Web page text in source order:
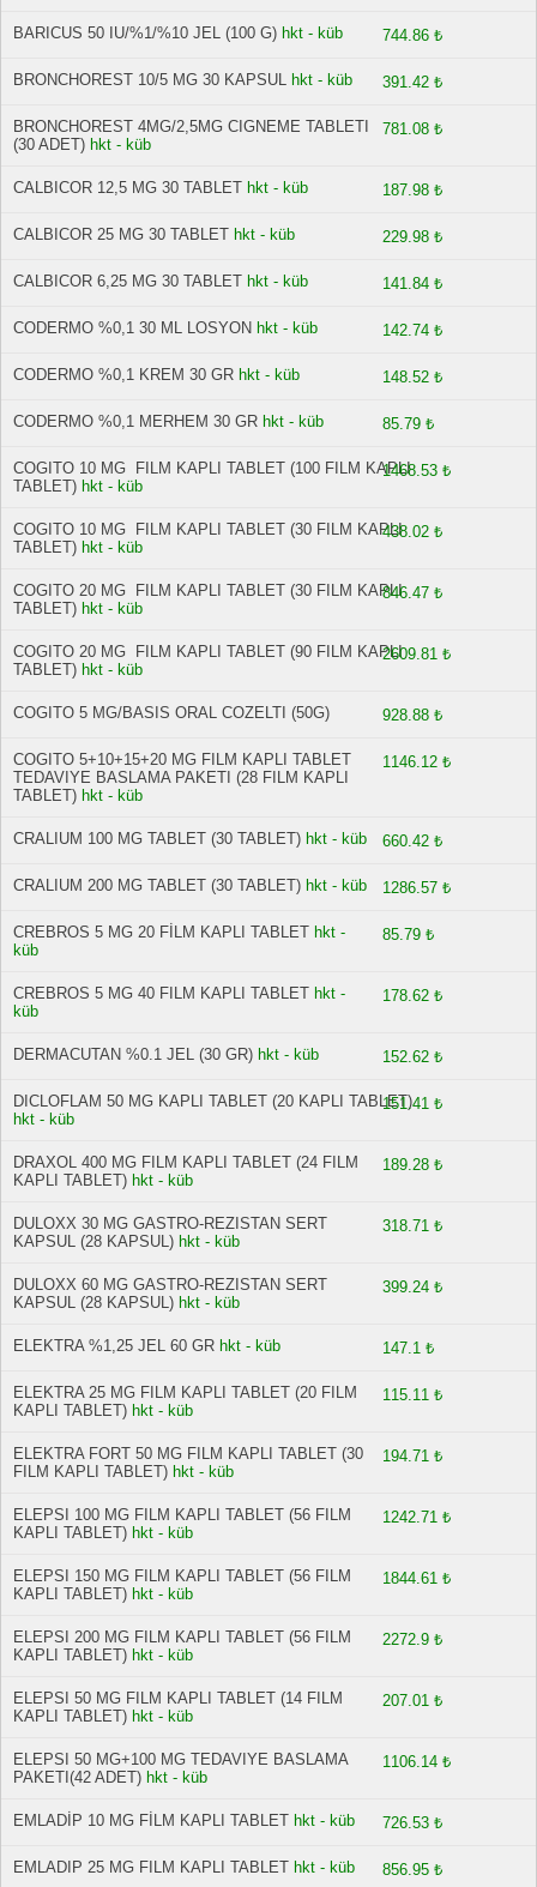
BARICUS 50 IU/%1/%10 JEL (100 G) hkt - küb 744.86 ₺
BRONCHOREST 10/5 MG 30 KAPSUL hkt - küb 391.42 ₺
BRONCHOREST 4MG/2,5MG CIGNEME TABLETI
(30 ADET) hkt - küb
781.08 ₺
CALBICOR 12,5 MG 30 TABLET hkt - küb 187.98 ₺
CALBICOR 25 MG 30 TABLET hkt - küb 229.98 ₺
CALBICOR 6,25 MG 30 TABLET hkt - küb 141.84 ₺
CODERMO %0,1 30 ML LOSYON hkt - küb 142.74 ₺
CODERMO %0,1 KREM 30 GR hkt - küb 148.52 ₺
CODERMO %0,1 MERHEM 30 GR hkt - küb 85.79 ₺
COGITO 10 MG FILM KAPLI TABLET (100 FILM KAPLI
TABLET) hkt - küb
1468.53 ₺
COGITO 10 MG FILM KAPLI TABLET (30 FILM KAPLI
TABLET) hkt - küb
438.02 ₺
COGITO 20 MG FILM KAPLI TABLET (30 FILM KAPLI
TABLET) hkt - küb
846.47 ₺
COGITO 20 MG FILM KAPLI TABLET (90 FILM KAPLI
TABLET) hkt - küb
2609.81 ₺
COGITO 5 MG/BASIS ORAL COZELTI (50G) 928.88 ₺
COGITO 5+10+15+20 MG FILM KAPLI TABLET
TEDAVIYE BASLAMA PAKETI (28 FILM KAPLI
TABLET) hkt - küb
1146.12 ₺
CRALIUM 100 MG TABLET (30 TABLET) hkt - küb 660.42 ₺
CRALIUM 200 MG TABLET (30 TABLET) hkt - küb 1286.57 ₺
CREBROS 5 MG 20 FİLM KAPLI TABLET hkt -
küb
85.79 ₺
CREBROS 5 MG 40 FILM KAPLI TABLET hkt -
küb
178.62 ₺
DERMACUTAN %0.1 JEL (30 GR) hkt - küb 152.62 ₺
DICLOFLAM 50 MG KAPLI TABLET (20 KAPLI TABLET)
hkt - küb
151.41 ₺
DRAXOL 400 MG FILM KAPLI TABLET (24 FILM
KAPLI TABLET) hkt - küb
189.28 ₺
DULOXX 30 MG GASTRO-REZISTAN SERT
KAPSUL (28 KAPSUL) hkt - küb
318.71 ₺
DULOXX 60 MG GASTRO-REZISTAN SERT
KAPSUL (28 KAPSUL) hkt - küb
399.24 ₺
ELEKTRA %1,25 JEL 60 GR hkt - küb 147.1 ₺
ELEKTRA 25 MG FILM KAPLI TABLET (20 FILM
KAPLI TABLET) hkt - küb
115.11 ₺
ELEKTRA FORT 50 MG FILM KAPLI TABLET (30
FILM KAPLI TABLET) hkt - küb
194.71 ₺
ELEPSI 100 MG FILM KAPLI TABLET (56 FILM
KAPLI TABLET) hkt - küb
1242.71 ₺
ELEPSI 150 MG FILM KAPLI TABLET (56 FILM
KAPLI TABLET) hkt - küb
1844.61 ₺
ELEPSI 200 MG FILM KAPLI TABLET (56 FILM
KAPLI TABLET) hkt - küb
2272.9 ₺
ELEPSI 50 MG FILM KAPLI TABLET (14 FILM
KAPLI TABLET) hkt - küb
207.01 ₺
ELEPSI 50 MG+100 MG TEDAVIYE BASLAMA
PAKETI(42 ADET) hkt - küb
1106.14 ₺
EMLADİP 10 MG FİLM KAPLI TABLET hkt - küb 726.53 ₺
EMLADIP 25 MG FILM KAPLI TABLET hkt - küb 856.95 ₺